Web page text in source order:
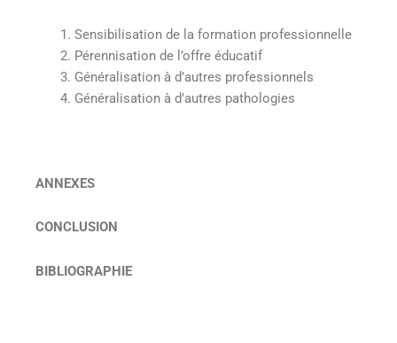
Sensibilisation de la formation professionnelle
Pérennisation de l’offre éducatif
Généralisation à d’autres professionnels
Généralisation à d’autres pathologies
ANNEXES
CONCLUSION
BIBLIOGRAPHIE